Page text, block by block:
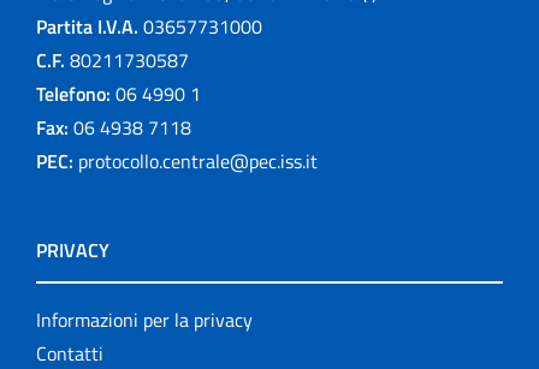
Partita I.V.A. 03657731000
C.F. 80211730587
Telefono: 06 4990 1
Fax: 06 4938 7118
PEC: protocollo.centrale@pec.iss.it
PRIVACY
Informazioni per la privacy
Contatti